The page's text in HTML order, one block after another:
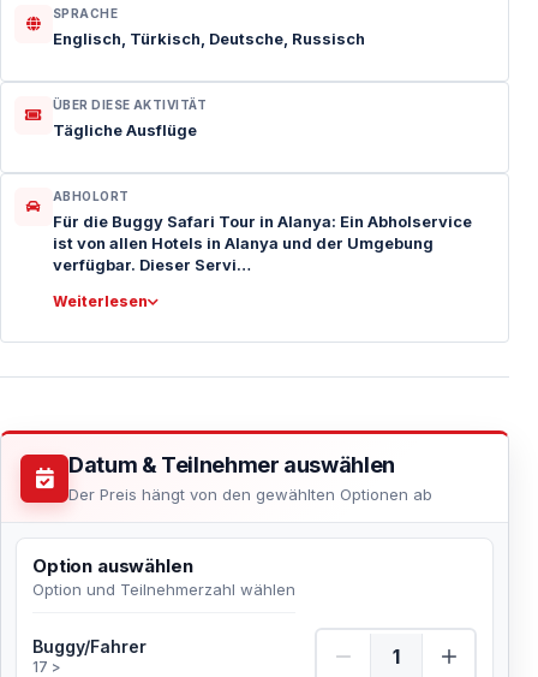
SPRACHE
Englisch, Türkisch, Deutsche, Russisch
ÜBER DIESE AKTIVITÄT
Tägliche Ausflüge
ABHOLORT
Für die Buggy Safari Tour in Alanya: Ein Abholservice
ist von allen Hotels in Alanya und der Umgebung
verfügbar. Dieser Servi…
Weiterlesen
Datum & Teilnehmer auswählen
Der Preis hängt von den gewählten Optionen ab
Option auswählen
Option und Teilnehmerzahl wählen
Buggy/Fahrer
17 >
Buggy/Fahrer Menge